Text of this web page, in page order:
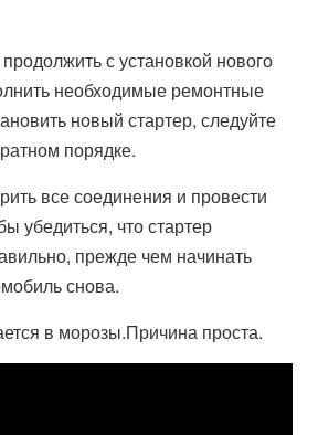
с установкой нового
необходимые ремонтные
новый стартер, следуйте
порядке.
все соединения и провести
убедиться, что стартер
прежде чем начинать
снова.
в морозы.Причина проста.